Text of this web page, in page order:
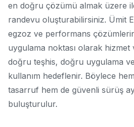
en doğru çözümü almak üzere
randevu oluşturabilirsiniz. Ümit
egzoz ve performans
uygulama noktası olarak
doğru teşhis, doğru uygulama
kullanım hedeflenir. Böylece
tasarruf hem de güvenli sürüş
buluşturulur.